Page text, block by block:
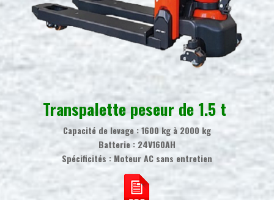
Transpalette peseur de 1.5 t
Capacité de levage : 1600 kg à 2000 kg
Batterie : 24V160AH
Spécificités : Moteur AC sans entretien